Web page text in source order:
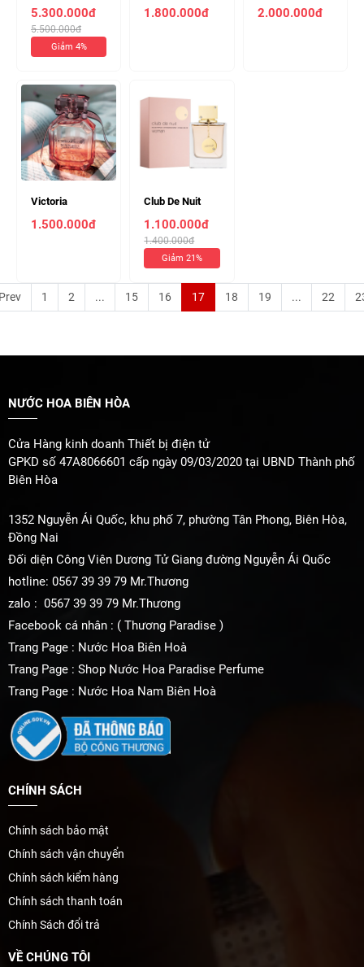
Vous Coucher
Avec Moi Edp
50ml Hàng Cao
Cấp Unisex
850k)
5.300.000đ
5.500.000đ
Giảm 4%
Pour Femme
1.800.000đ
100ml Nữ
2.000.000đ
Victoria
Bombshell
1.500.000đ
Club De Nuit
Women 105ml (
Chiết 10ml 160k
)
1.100.000đ
1.400.000đ
Giảm 21%
1 2 ... 15 16 17 18 19 ... 22
NƯỚC HOA BIÊN HÒA
Cửa Hàng kinh doanh Thiết bị điện tử
GPKD số 47A8066601 cấp ngày 09/03/2020 tại UBND Thành phố
Biên Hòa
1352 Nguyễn Ái Quốc, khu phố 7, phường Tân Phong, Biên Hòa,
Đồng Nai
Đối diện Công Viên Dương Tử Giang đường Nguyễn Ái Quốc
hotline: 0567 39 39 79 Mr.Thương
zalo : 0567 39 39 79 Mr.Thương
Facebook cá nhân : ( Thương Paradise )
Trang Page : Nước Hoa Biên Hoà
Trang Page : Shop Nước Hoa Paradise Perfume
Trang Page : Nước Hoa Nam Biên Hoà
CHÍNH SÁCH
Chính sách bảo mật
Chính sách vận chuyển
Chính sách kiểm hàng
Chính sách thanh toán
Chính Sách đổi trả
VỀ CHÚNG TÔI